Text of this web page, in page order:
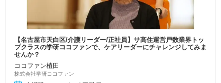
【名古屋市天白区/介護リーダー/正社員】サ高住運営戸数業界トッ
プクラスの学研ココファンで、ケアリーダーにチャレンジしてみま
せんか？
ココファン植田
株式会社学研ココファン